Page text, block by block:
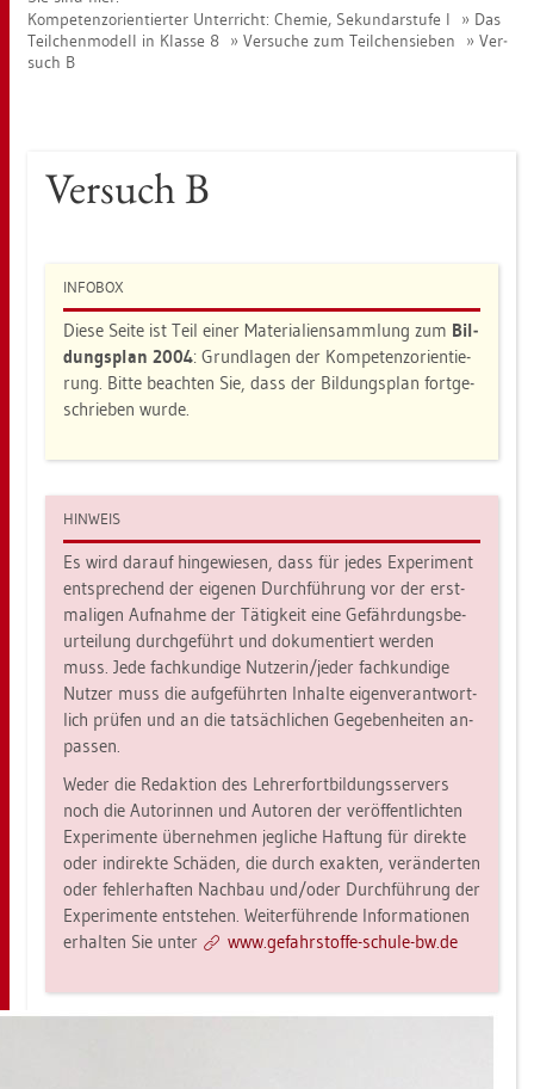
Kom­pe­tenz­ori­en­tier­ter Un­ter­richt: Che­mie, Se­kun­dar­stu­fe I
Das
Teil­chen­mo­dell in Klas­se 8
Ver­su­che zum Teil­chen­sie­ben
Ver­
such B
Ver­such B
IN­FO­BOX
Diese Seite ist Teil einer Ma­te­ria­li­en­samm­lung zum Bil­
dungs­plan 2004: Grund­la­gen der Kom­pe­tenz­ori­en­tie­
rung. Bitte be­ach­ten Sie, dass der Bil­dungs­plan fort­ge­
schrie­ben wurde.
HIN­WEIS
Es wird dar­auf hin­ge­wie­sen, dass für jedes Ex­pe­ri­ment
ent­spre­chend der ei­ge­nen Durch­füh­rung vor der erst­
ma­li­gen Auf­nah­me der Tä­tig­keit eine Ge­fähr­dungs­be­
ur­tei­lung durch­ge­führt und do­ku­men­tiert wer­den
muss. Jede fach­kun­di­ge Nut­ze­rin/jeder fach­kun­di­ge
Nut­zer muss die auf­ge­führ­ten In­hal­te ei­gen­ver­ant­wort­
lich prü­fen und an die tat­säch­li­chen Ge­ge­ben­hei­ten an­
pas­sen.
Weder die Re­dak­ti­on des Leh­rer­fort­bil­dungs­ser­vers
noch die Au­to­rin­nen und Au­to­ren der ver­öf­fent­lich­ten
Ex­pe­ri­men­te über­neh­men jeg­li­che Haf­tung für di­rek­te
oder in­di­rek­te Schä­den, die durch ex­ak­ten, ver­än­der­ten
oder feh­ler­haf­ten Nach­bau und/oder Durch­füh­rung der
Ex­pe­ri­men­te ent­ste­hen. Wei­ter­füh­ren­de In­for­ma­tio­nen
er­hal­ten Sie unter
www.​gef​ahrs​toff​e-​schu­le-​bw.​de